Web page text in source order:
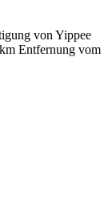
von Yippee
Entfernung vom